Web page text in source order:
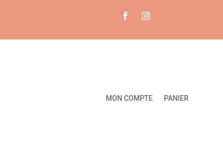
MON COMPTE PANIER